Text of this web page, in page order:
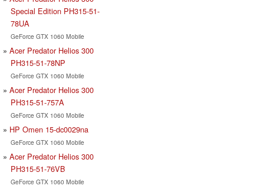
Special Edition PH315-51-
78UA
GeForce GTX 1060 Mobile
Acer Predator Helios 300
PH315-51-78NP
GeForce GTX 1060 Mobile
Acer Predator Helios 300
PH315-51-757A
GeForce GTX 1060 Mobile
HP Omen 15-dc0029na
GeForce GTX 1060 Mobile
Acer Predator Helios 300
PH315-51-76VB
GeForce GTX 1060 Mobile